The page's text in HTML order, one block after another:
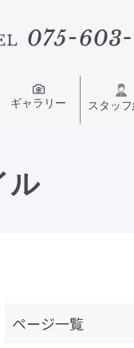
ギャラリー スタッ
ル